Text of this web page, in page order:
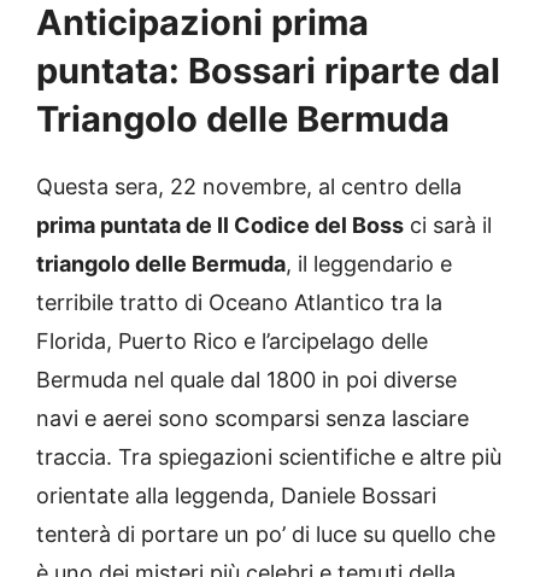
Anticipazioni prima
puntata: Bossari riparte dal
Triangolo delle Bermuda
Questa sera, 22 novembre, al centro della
prima puntata de Il Codice del Boss ci sarà il
triangolo delle Bermuda, il leggendario e
terribile tratto di Oceano Atlantico tra la
Florida, Puerto Rico e l’arcipelago delle
Bermuda nel quale dal 1800 in poi diverse
navi e aerei sono scomparsi senza lasciare
traccia. Tra spiegazioni scientifiche e altre più
orientate alla leggenda, Daniele Bossari
tenterà di portare un po’ di luce su quello che